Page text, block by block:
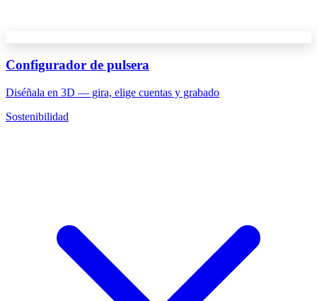
Configurador de pulsera
Diséñala en 3D — gira, elige cuentas y grabado
Sostenibilidad